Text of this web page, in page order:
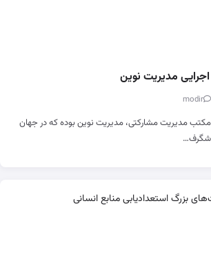
مدیریت نوین
مکتب مدیریت مشارکتی، مدیریت نوین بوده که در جهان
شگرف…